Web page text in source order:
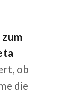
ob
die